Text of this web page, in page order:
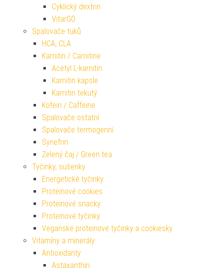
Cyklický dextrin
VitarGO
Spalovače tuků
HCA, CLA
Karnitin / Carnitine
Acetyl L-karnitin
Karnitin kapsle
Karnitin tekutý
Kofein / Caffeine
Spalovače ostatní
Spalovače termogenní
Synefrin
Zelený čaj / Green tea
Tyčinky, sušenky
Energetické tyčinky
Proteinové cookies
Proteinové snacky
Proteinové tyčinky
Veganské proteinové tyčinky a cookiesky
Vitamíny a minerály
Antioxidanty
Astaxanthin